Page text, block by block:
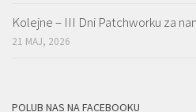
Kolejne – III Dni Patchworku za
21 MAJ, 2026
POLUB NAS NA FACEBOOKU